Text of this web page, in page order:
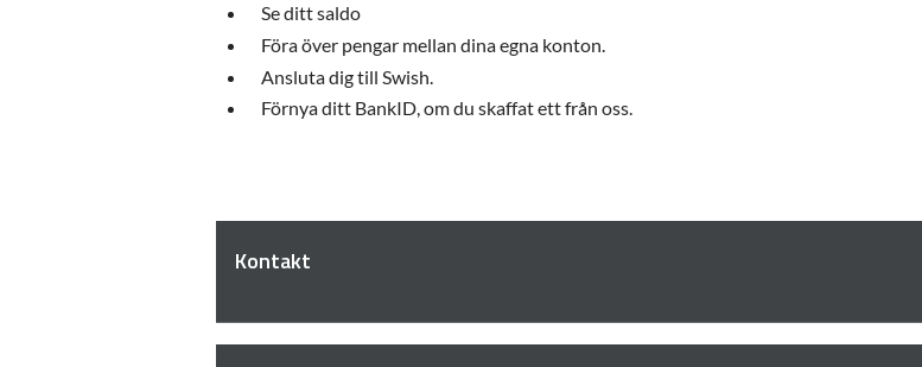
Se ditt saldo
Föra över pengar mellan dina egna konton.
Ansluta dig till Swish.
Förnya ditt BankID, om du skaffat ett från oss.
Kontakt